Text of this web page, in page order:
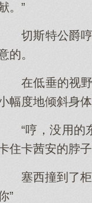
。”
切斯特公爵
的。
在低垂的视
幅度地倾斜身
“哼，没用的
住卡茜安的脖
塞西撞到了
”